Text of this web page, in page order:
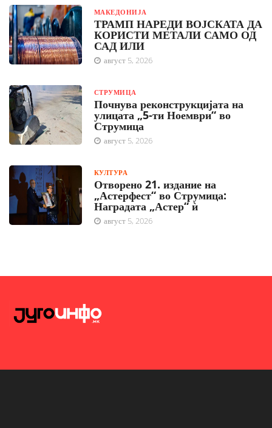
МАКЕДОНИЈА
ТРАМП НАРЕДИ ВОЈСКАТА ДА
КОРИСТИ МЕТАЛИ САМО ОД
САД ИЛИ
август 5, 2026
СТРУМИЦА
Почнува реконструкцијата на
улицата „5-ти Ноември“ во
Струмица
август 5, 2026
КУЛТУРА
Отворено 21. издание на
„Астерфест“ во Струмица:
Наградата „Астер“ ѝ
август 5, 2026